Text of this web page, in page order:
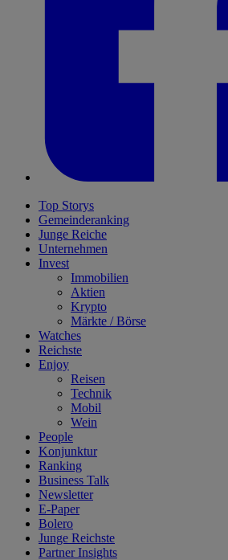
Top Storys
Gemeinderanking
Junge Reiche
Unternehmen
Invest
Immobilien
Aktien
Krypto
Märkte / Börse
Watches
Reichste
Enjoy
Reisen
Technik
Mobil
Wein
People
Konjunktur
Ranking
Business Talk
Newsletter
E-Paper
Bolero
Junge Reichste
Partner Insights